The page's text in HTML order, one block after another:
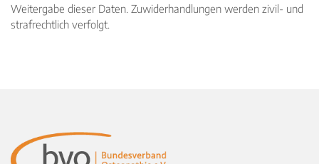
Weitergabe dieser Daten. Zuwiderhandlungen werden zivil- und
strafrechtlich verfolgt.